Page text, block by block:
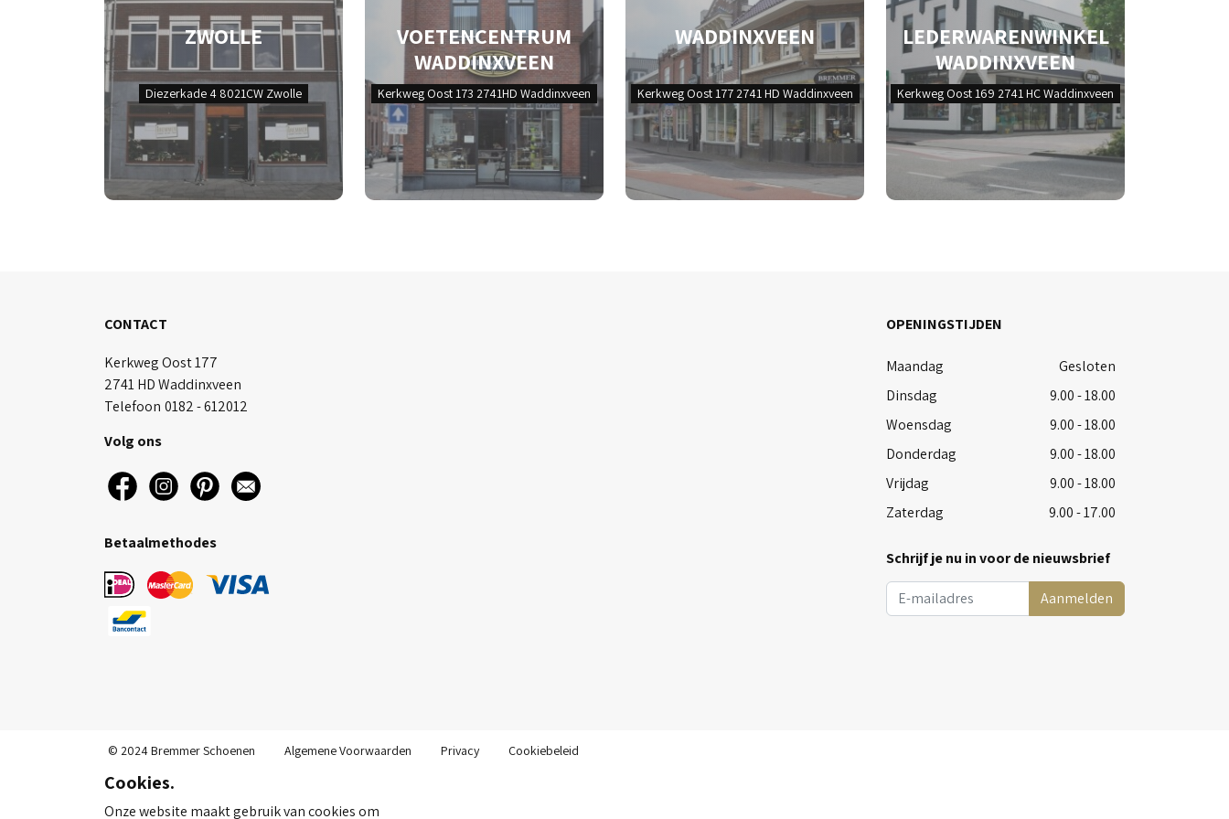
ZWOLLE
Diezerkade 4 8021CW Zwolle
VOETENCENTRUM
WADDINXVEEN
Kerkweg Oost 173 2741HD Waddinxveen
WADDINXVEEN
Kerkweg Oost 177 2741 HD Waddinxveen
LEDERWARENWINKEL
WADDINXVEEN
Kerkweg Oost 169 2741 HC Waddinxveen
CONTACT
Kerkweg Oost 177
2741 HD Waddinxveen
Telefoon 0182 - 612012
Volg ons
Betaalmethodes
OPENINGSTIJDEN
Maandag
Gesloten
Dinsdag
9.00 - 18.00
Woensdag
9.00 - 18.00
Donderdag
9.00 - 18.00
Vrijdag
9.00 - 18.00
Zaterdag
9.00 - 17.00
Schrijf je nu in voor de nieuwsbrief
Aanmelden
© 2024 Bremmer Schoenen Algemene Voorwaarden Privacy Cookiebeleid
Cookies.
Onze website maakt gebruik van cookies om